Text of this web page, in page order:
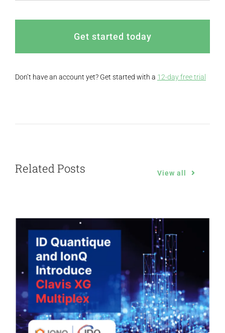
Get started today
Don’t have an account yet? Get started with a 12-day free trial
Related Posts View all